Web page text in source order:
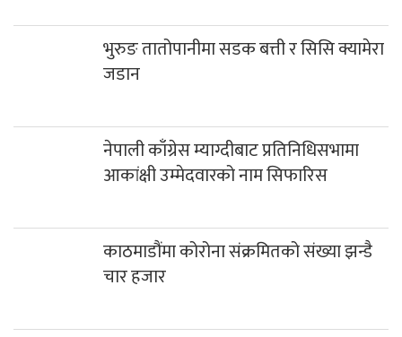
भुरुङ तातोपानीमा सडक बत्ती र सिसि क्यामेरा
जडान
नेपाली काँग्रेस म्याग्दीबाट प्रतिनिधिसभामा
आकांक्षी उम्मेदवारको नाम सिफारिस
काठमाडौंमा कोरोना संक्रमितको संख्या झन्डै
चार हजार